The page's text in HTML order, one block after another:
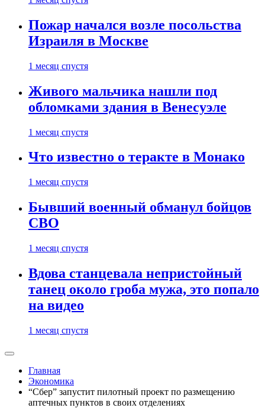
Пожар начался возле посольства
Израиля в Москве
1 месяц спустя
Живого мальчика нашли под
обломками здания в Венесуэле
1 месяц спустя
Что известно о теракте в Монако
1 месяц спустя
Бывший военный обманул бойцов
СВО
1 месяц спустя
Вдова станцевала непристойный
танец около гроба мужа, это попало
на видео
1 месяц спустя
Главная
Экономика
“Сбер” запустит пилотный проект по размещению
аптечных пунктов в своих отделениях